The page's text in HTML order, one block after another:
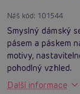
Náš kód: 101544
Smyslný dámský
pásem a páskem
motivy,
pohodlný vzhled.
Další informace